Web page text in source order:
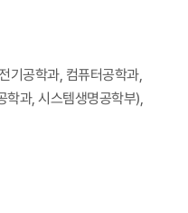
기공학과, 컴퓨터공학과,
학과, 시스템생명공학부),